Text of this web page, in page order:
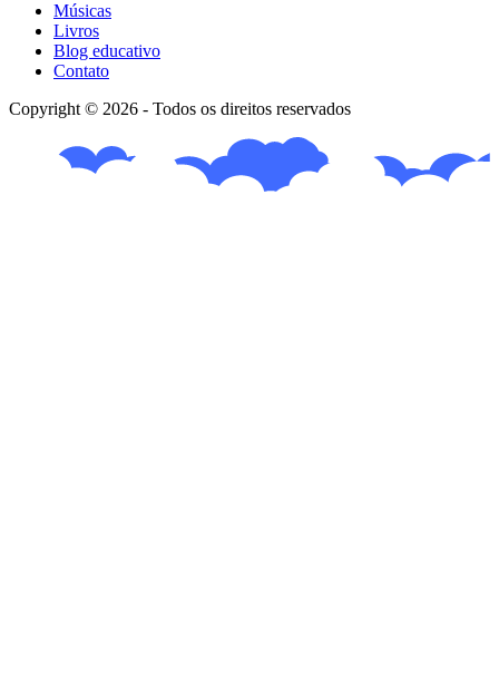
Músicas
Livros
Blog educativo
Contato
Copyright © 2026 - Todos os direitos reservados